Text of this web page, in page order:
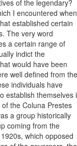
of the legendary?
I encountered when
established certain
The very word
a certain range of
indict the
would have been
well defined from the
individuals have
establish themselves
the Coluna Prestes
a group historically
coming from the
which opposed